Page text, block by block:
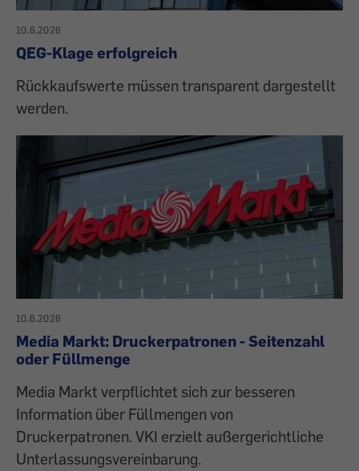
10.6.2026
QEG-Klage erfolgreich
Rückkaufswerte müssen transparent dargestellt
werden.
10.6.2026
Media Markt: Druckerpatronen - Seitenzahl
oder Füllmenge
Media Markt verpflichtet sich zur besseren
Information über Füllmengen von
Druckerpatronen. VKI erzielt außergerichtliche
Unterlassungsvereinbarung.